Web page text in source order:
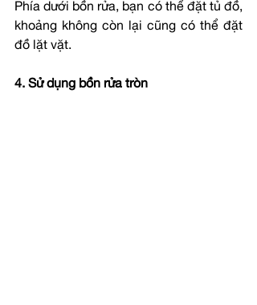
Phía dưới bồn rửa, bạn có thể đặt tủ đồ,
khoảng không còn lại cũng có thể đặt
đồ lặt vặt.
4. Sử dụng bồn rửa tròn